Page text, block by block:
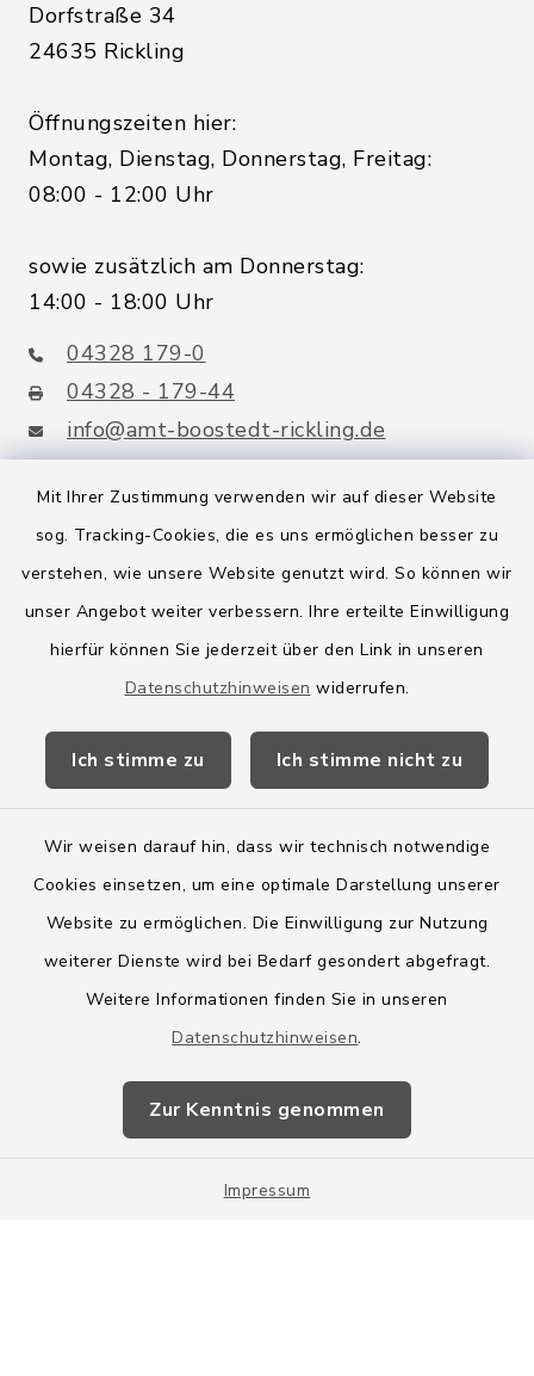
Mit Ihrer Zustimmung verwenden wir auf dieser Website
sog. Tracking-Cookies, die es uns ermöglichen besser zu
verstehen, wie unsere Website genutzt wird. So können wir
unser Angebot weiter verbessern. Ihre erteilte Einwilligung
hierfür können Sie jederzeit über den Link in unseren
Datenschutzhinweisen widerrufen.
Ich stimme zu Ich stimme nicht zu
Wir weisen darauf hin, dass wir technisch notwendige
Cookies einsetzen, um eine optimale Darstellung unserer
Website zu ermöglichen. Die Einwilligung zur Nutzung
weiterer Dienste wird bei Bedarf gesondert abgefragt.
Weitere Informationen finden Sie in unseren
Datenschutzhinweisen.
Zur Kenntnis genommen
Impressum
Dorfstraße 34
24635 Rickling
Öffnungszeiten hier:
Montag, Dienstag, Donnerstag, Freitag:
08:00 - 12:00 Uhr
sowie zusätzlich am Donnerstag:
14:00 - 18:00 Uhr
04328 179-0
04328 - 179-44
info@amt-boostedt-rickling.de
Quicklinks
Amt Boostedt-Rickling
Amtsbroschüre
Wege-Zweckverband
Barrierefreiheit
Impressum
Sitemap